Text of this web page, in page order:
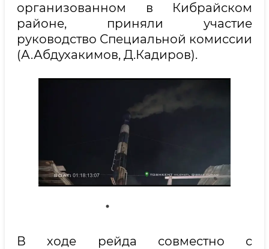
организованном в Кибрайском
районе, приняли участие
руководство Специальной комиссии
(А.Абдухакимов, Д.Кадиров).
В ходе рейда совместно с